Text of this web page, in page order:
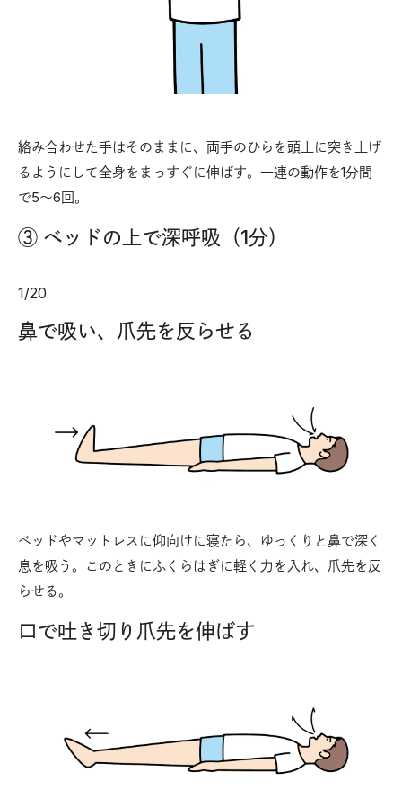
絡み合わせた手はそのままに、両手のひらを頭上に突き上げ
るようにして全身をまっすぐに伸ばす。一連の動作を1分間
で5～6回。
③ ベッドの上で深呼吸（1分）
1/20
鼻で吸い、爪先を反らせる
ベッドやマットレスに仰向けに寝たら、ゆっくりと鼻で深く
息を吸う。このときにふくらはぎに軽く力を入れ、爪先を反
らせる。
口で吐き切り爪先を伸ばす